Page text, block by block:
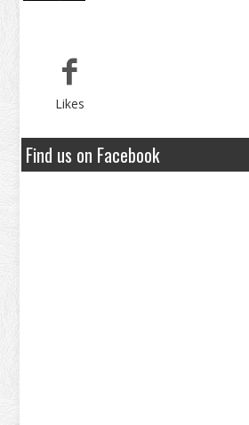
Likes
Find us on Facebook